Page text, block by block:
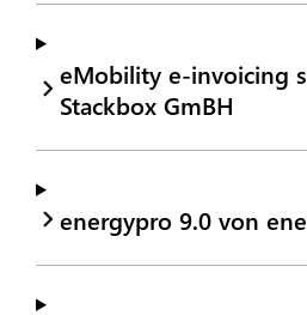
eMobility e-invoicing
Stackbox GmBH
energypro 9.0 von